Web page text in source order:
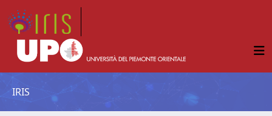
IRIS